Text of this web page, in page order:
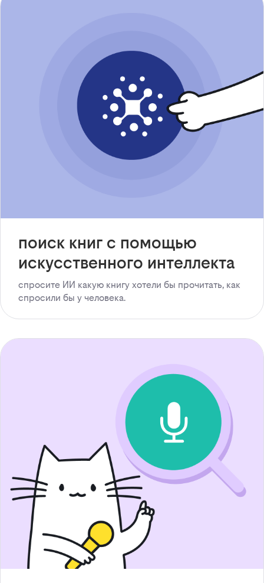
поиск книг с помощью
искусственного интеллекта
спросите ИИ какую книгу хотели бы прочитать, как
спросили бы у человека.